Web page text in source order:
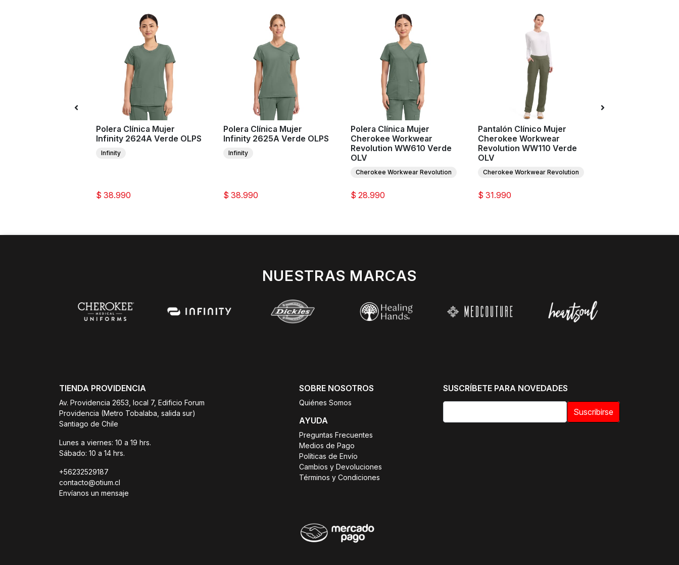
Polera Clínica Mujer
Infinity 2624A Verde OLPS
Infinity
$ 38.990
Polera Clínica Mujer
Infinity 2625A Verde OLPS
Infinity
$ 38.990
Polera Clínica Mujer
Cherokee Workwear
Revolution WW610 Verde
OLV
Cherokee Workwear Revolution
$ 28.990
Pantalón Clínico Mujer
Cherokee Workwear
Revolution WW110 Verde
OLV
Cherokee Workwear Revolution
$ 31.990
NUESTRAS MARCAS
TIENDA PROVIDENCIA
Av. Providencia 2653, local 7, Edificio Forum
Providencia (Metro Tobalaba, salida sur)
Santiago de Chile
Lunes a viernes: 10 a 19 hrs.
Sábado: 10 a 14 hrs.
+56232529187
contacto@otium.cl
Envíanos un mensaje
SOBRE NOSOTROS
Quiénes Somos
AYUDA
Preguntas Frecuentes
Medios de Pago
Políticas de Envío
Cambios y Devoluciones
Términos y Condiciones
SUSCRÍBETE PARA NOVEDADES
Suscribirse